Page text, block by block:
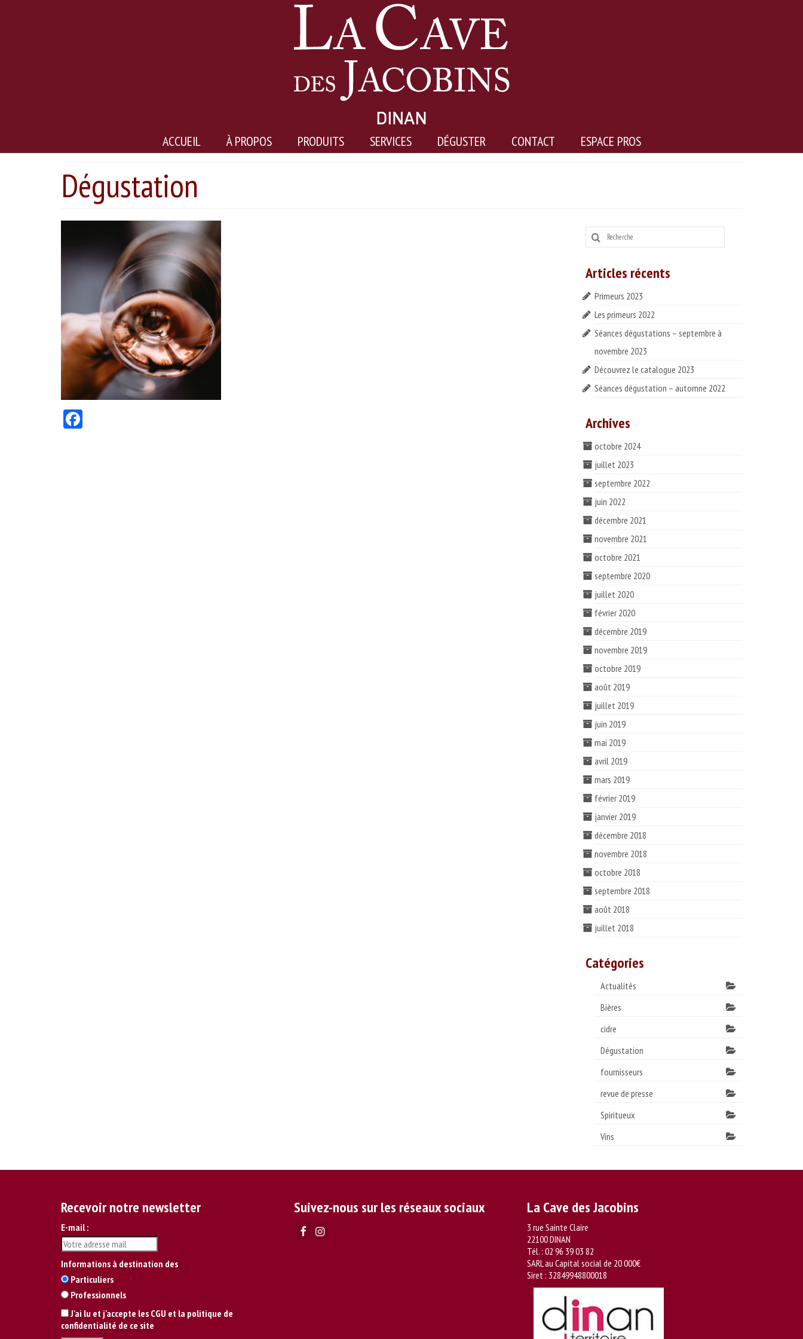
ACCUEIL À PROPOS PRODUITS SERVICES DÉGUSTER CONTACT ESPACE PROS
Dégustation
Rechercher
:
Articles récents
Primeurs 2023
Les primeurs 2022
Séances dégustations – septembre à
novembre 2023
Découvrez le catalogue 2023
Séances dégustation – automne 2022
Archives
octobre 2024
juillet 2023
septembre 2022
juin 2022
décembre 2021
novembre 2021
octobre 2021
septembre 2020
juillet 2020
février 2020
décembre 2019
novembre 2019
octobre 2019
août 2019
juillet 2019
juin 2019
mai 2019
avril 2019
mars 2019
février 2019
janvier 2019
décembre 2018
novembre 2018
octobre 2018
septembre 2018
août 2018
juillet 2018
Catégories
Actualités
Bières
cidre
Dégustation
fournisseurs
revue de presse
Spiritueux
Vins
Recevoir notre newsletter
E-mail :
Informations à destination des
Particuliers
Professionnels
J'ai lu et j'accepte les CGU et la politique de
confidentialité de ce site
Suivez-nous sur les réseaux sociaux La Cave des Jacobins
3 rue Sainte Claire
22100 DINAN
Tél. : 02 96 39 03 82
SARL au Capital social de 20 000€
Siret : 32849948800018